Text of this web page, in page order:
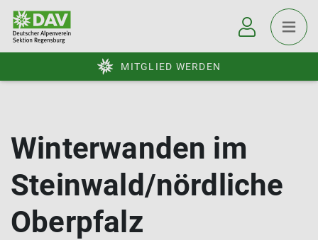
MITGLIED WERDEN
Winterwanden im
Steinwald/nördliche
Oberpfalz